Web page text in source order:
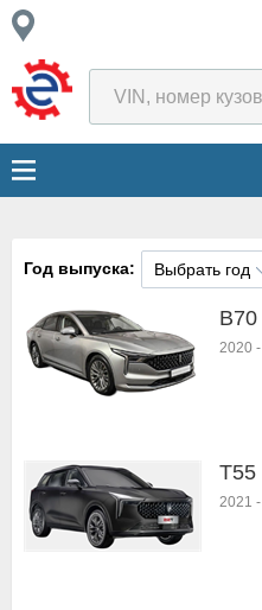
Год выпуска: Выбрать год
B70
2020 -
T55
2021 -